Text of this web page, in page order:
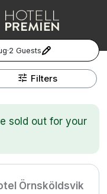
·2 Guests
Filters
sold out for your
Örnsköldsvik
& Integritetspolicy